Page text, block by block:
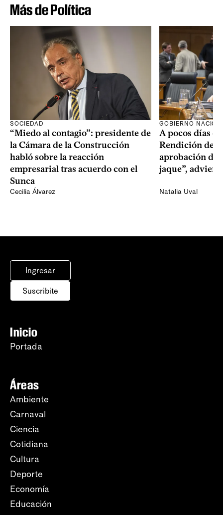
Más de Política
SOCIEDAD
“Miedo al contagio”: presidente de
la Cámara de la Construcción
habló sobre la reacción
empresarial tras acuerdo con el
Sunca
Cecilia Álvarez
GOBIERNO
A pocos días
Rendición de
aprobación del
jaque”,
Natalia Uval
Ingresar
Suscribite
Inicio
Portada
Áreas
Ambiente
Carnaval
Ciencia
Cotidiana
Cultura
Deporte
Economía
Educación